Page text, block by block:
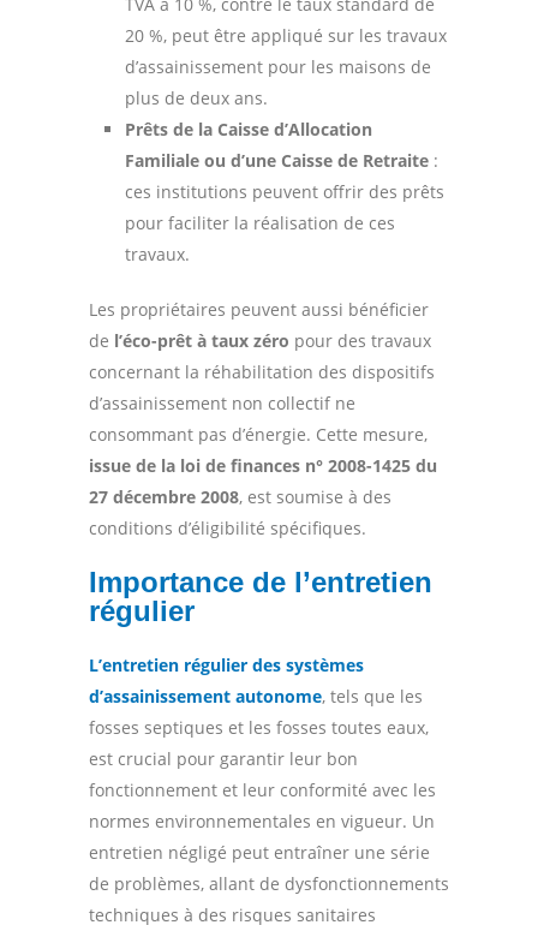
20 %, peut être appliqué sur les travaux
d’assainissement pour les maisons de
plus de deux ans.
Prêts de la Caisse d’Allocation
Familiale ou d’une Caisse de Retraite :
ces institutions peuvent offrir des prêts
pour faciliter la réalisation de ces
travaux.
Les propriétaires peuvent aussi bénéficier
de l’éco-prêt à taux zéro pour des travaux
concernant la réhabilitation des dispositifs
d’assainissement non collectif ne
consommant pas d’énergie. Cette mesure,
issue de la loi de finances n° 2008-1425 du
27 décembre 2008, est soumise à des
conditions d’éligibilité spécifiques.
Importance de l’entretien
régulier
L’entretien régulier des systèmes
d’assainissement autonome, tels que les
fosses septiques et les fosses toutes eaux,
est crucial pour garantir leur bon
fonctionnement et leur conformité avec les
normes environnementales en vigueur. Un
entretien négligé peut entraîner une série
de problèmes, allant de dysfonctionnements
techniques à des risques sanitaires